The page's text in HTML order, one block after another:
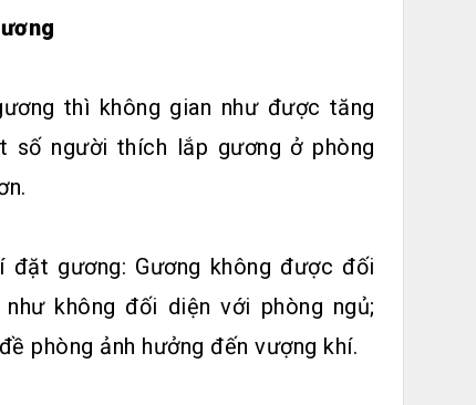
thì không gian như được tăng
số người thích lắp gương ở phòng
gương: Gương không được đối
không đối diện với phòng ngủ;
phòng ảnh hưởng đến vượng khí.